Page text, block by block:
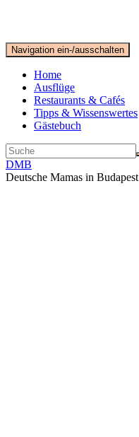
Navigation ein-/ausschalten
Home
Ausflüge
Restaurants & Cafés
Tipps & Wissenswertes
Gästebuch
DMB
Deutsche Mamas in Budapest